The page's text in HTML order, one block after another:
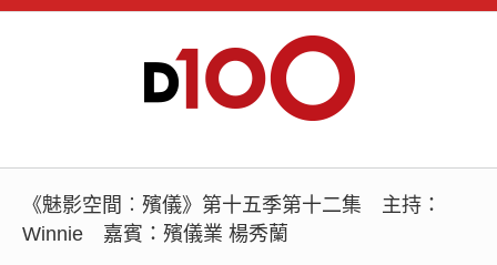
《魅影空間︰殯儀》第十五季第十二集 主持：
Winnie 嘉賓：殯儀業 楊秀蘭